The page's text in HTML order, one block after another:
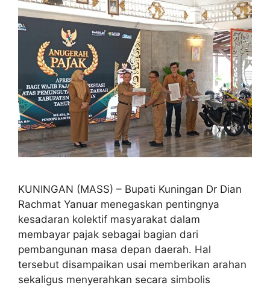
KUNINGAN (MASS) – Bupati Kuningan Dr Dian
Rachmat Yanuar menegaskan pentingnya
kesadaran kolektif masyarakat dalam
membayar pajak sebagai bagian dari
pembangunan masa depan daerah. Hal
tersebut disampaikan usai memberikan arahan
sekaligus menyerahkan secara simbolis